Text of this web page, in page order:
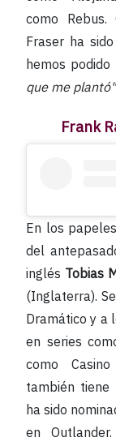
como
Fraser ha
hemos
que me plantó"
Frank
En los
del
inglés Tobias
(Inglaterra).
Dramático y a
en series
como
también
ha sido
en